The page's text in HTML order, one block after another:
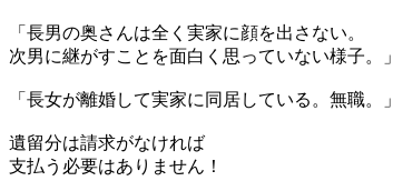
「長男の奥さんは全く実家に顔を出さない。
次男に継がすことを面白く思っていない様子。」
「長女が離婚して実家に同居している。無職。」
遺留分は請求がなければ
支払う必要はありません！